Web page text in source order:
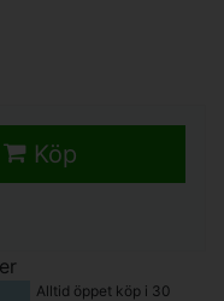
Köp
Alltid öppet köp i 30